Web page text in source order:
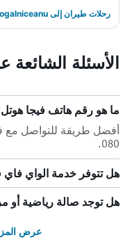
رحلات طيران إلى Mihail Kogalniceanu
الأسئلة
ما هو رقم هاتف فيجا
080.
هل تتوفر خدمة الواي
هل توجد صالة رياضية أو
عرض